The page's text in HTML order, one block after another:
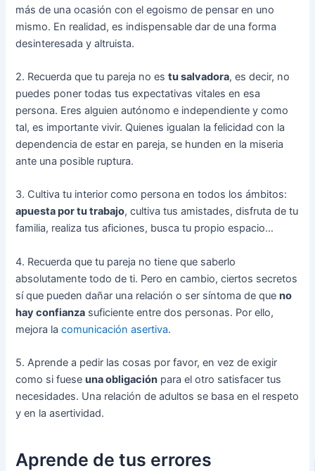
más de una ocasión con el egoismo de pensar en uno
mismo. En realidad, es indispensable dar de una forma
desinteresada y altruista.
2. Recuerda que tu pareja no estu salvadora, es decir, no
puedes poner todas tus expectativas vitales en esa
persona. Eres alguien autónomo e independiente y como
tal, es importante vivir. Quienes igualan la felicidad con la
dependencia de estar en pareja, se hunden en la miseria
ante una posible ruptura.
3. Cultiva tu interior como persona en todos los ámbitos:
apuesta por tu trabajo, cultiva tus amistades, disfruta de tu
familia, realiza tus aficiones, busca tu propio espacio…
4. Recuerda que tu pareja no tiene que saberlo
absolutamente todo de ti. Pero en cambio, ciertos secretos
sí que pueden dañar una relación o ser síntoma de queno
hay confianza suficiente entre dos personas. Por ello,
mejora lacomunicación asertiva.
5. Aprende a pedir las cosas por favor, en vez de exigir
como si fueseuna obligación para el otro satisfacer tus
necesidades. Una relación de adultos se basa en el respeto
y en la asertividad.
Aprende de tus errores